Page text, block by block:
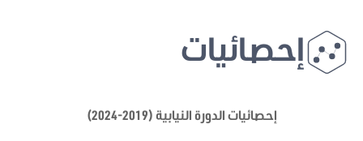
إحصائيات
إحصائيات الدورة النيابية (2019-2024)